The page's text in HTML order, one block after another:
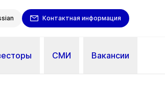
Контактная информация
СМИ Вакансии